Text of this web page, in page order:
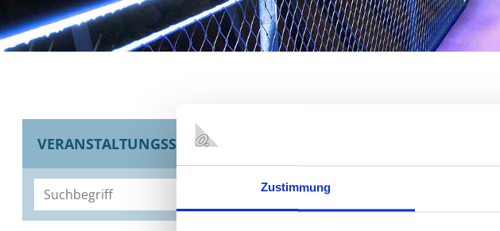
Zustimmung
VERANSTALTUNGSSUCHE
04.09.2025 | 10:00 - 18:00 Uhr